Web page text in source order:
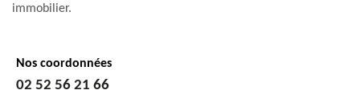
immobilier.
Nos coordonnées
02 52 56 21 66